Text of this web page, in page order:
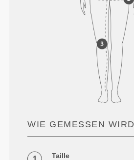
WIE GEMESSEN WIRD
Taille